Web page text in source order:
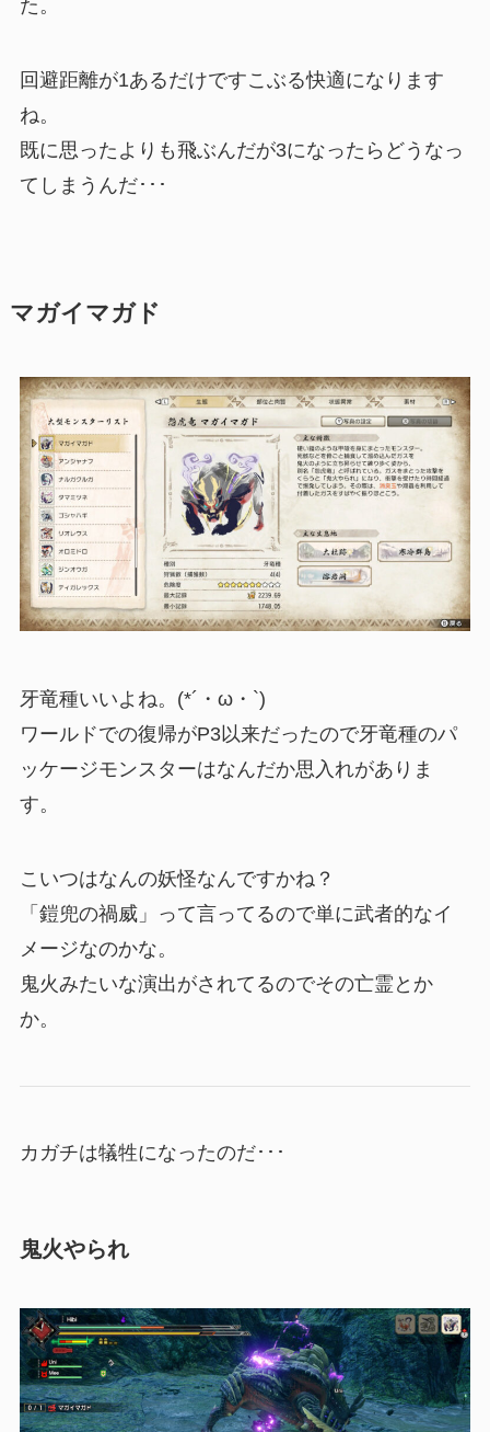
た。
回避距離が1あるだけですこぶる快適になります
ね。
既に思ったよりも飛ぶんだが3になったらどうなっ
てしまうんだ･･･
マガイマガド
牙竜種いいよね。(*´・ω・`)
ワールドでの復帰がP3以来だったので牙竜種のパ
ッケージモンスターはなんだか思入れがありま
す。
こいつはなんの妖怪なんですかね？
「鎧兜の禍威」って言ってるので単に武者的なイ
メージなのかな。
鬼火みたいな演出がされてるのでその亡霊とか
か。
カガチは犠牲になったのだ･･･
鬼火やられ